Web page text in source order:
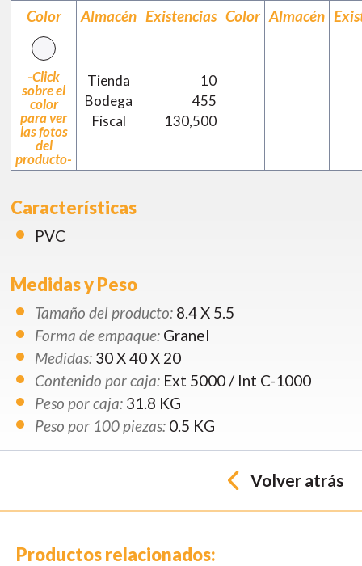
Color Almacén Existencias Color Almacén
-Click
sobre el
color
para ver
las fotos
del
producto-
Tienda
Bodega
Fiscal
10
455
130,500
Características
PVC
Medidas y Peso
Tamaño del producto: 8.4 X 5.5
Forma de empaque: Granel
Medidas: 30 X 40 X 20
Contenido por caja: Ext 5000 / Int C-1000
Peso por caja: 31.8 KG
Peso por 100 piezas: 0.5 KG
Volver atrás
Productos relacionados: